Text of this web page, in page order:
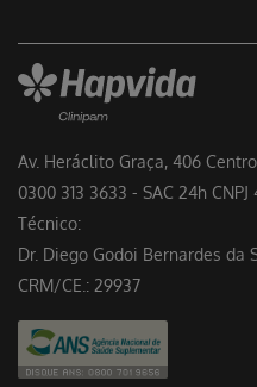
Av. Heráclito Graça, 406 Centro
0300 313 3633 - SAC 24h
Técnico:
Dr. Diego Godoi Bernardes da
CRM/CE.: 29937